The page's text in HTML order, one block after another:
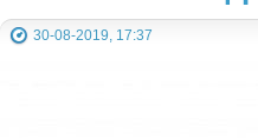
30-08-2019, 17:37